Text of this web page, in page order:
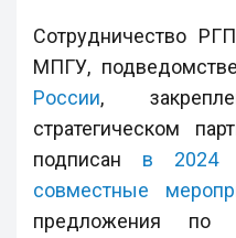
Сотрудничество
МПГУ,
России,
стратегическом
подписан в 2024
совместные
предложения по